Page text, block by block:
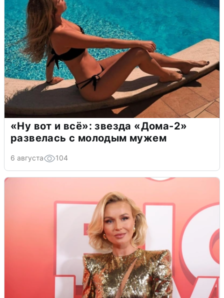
«Ну вот и всё»: звезда «Дома-2»
развелась с молодым мужем
6 августа 104